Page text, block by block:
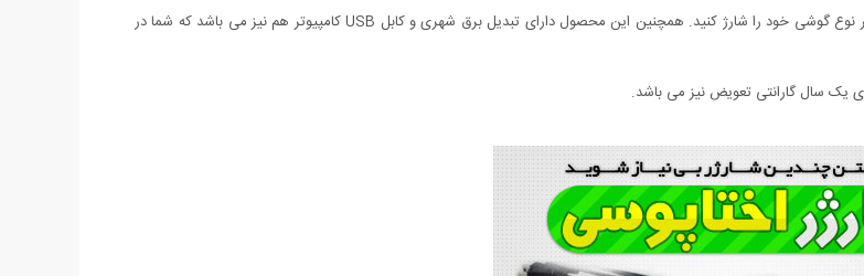
بود. حتی در اتومبیل خود هم می توانید با وصل کردن شارژر به جای فندک خودرو هر نوع گوشی خود را شارژ کنید. همچنین این محصول دارای تبدیل برق شهری و کابل USB کامپیوتر هم نیز می باشد که شما در
یک سال گارانتی تعویض نیز می باشد.